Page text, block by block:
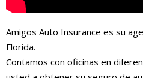
Amigos Auto Insurance es su
Florida.
Contamos con oficinas en